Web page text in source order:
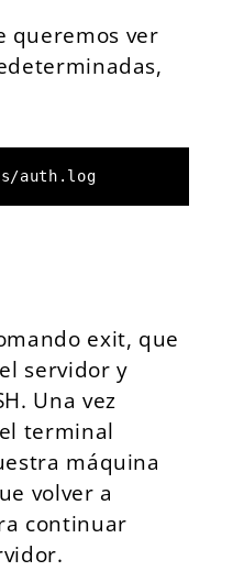
queremos ver
auth.log
exit, que
servidor y
Una vez
terminal
máquina
volver a
continuar